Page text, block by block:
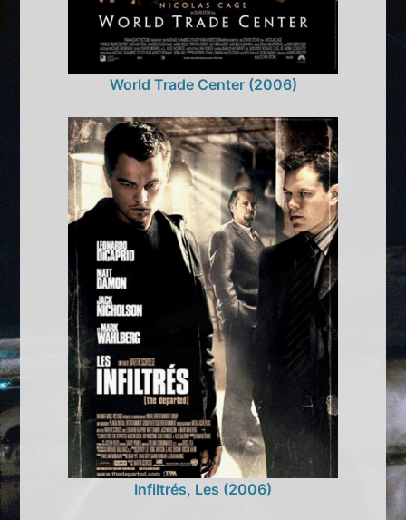
World Trade Center (2006)
Infiltrés, Les (2006)